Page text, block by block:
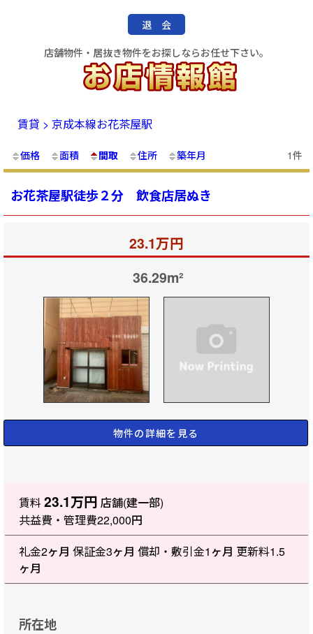
退 会
店舗物件・居抜き物件をお探しならお任せ下さい。
賃貸 > 京成本線お花茶屋駅
価格 面積 間取 住所 築年月 1件
お花茶屋駅徒歩２分 飲食店居ぬき
23.1万円
36.29m²
物件の詳細を見る
賃料 23.1万円 店舗(建一部)
共益費・管理費22,000円
礼金2ヶ月 保証金3ヶ月 償却・敷引金1ヶ月 更新料1.5
ヶ月
所在地